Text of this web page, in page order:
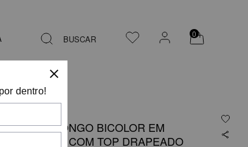
BUSCAR 0
VESTIDO LONGO BICOLOR EM
SHANTUNG COM TOP DRAPEADO
dentro!